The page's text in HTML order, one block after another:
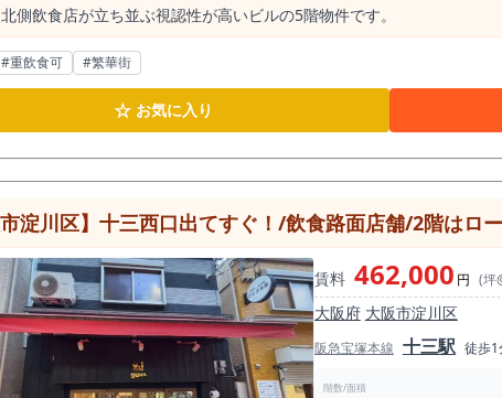
北側飲食店が立ち並ぶ視認性が高いビルの5階物件です。
#重飲食可 #繁華街
☆ お気に入り
賃料 462,000 円 (坪
大阪府 大阪市淀川区
阪急宝塚本線 十三駅 徒歩1
階数/面積